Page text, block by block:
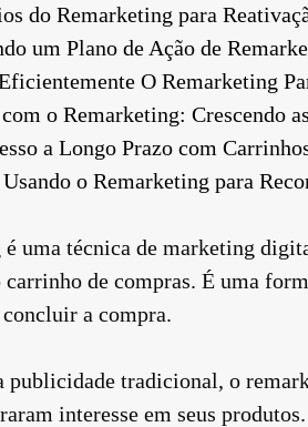
do Remarketing para
um Plano de Ação de
O Remarketing
o Remarketing: Crescendo
a Longo Prazo com
o Remarketing para
uma técnica de marketing
carrinho de compras. É uma
a compra.
publicidade tradicional, o
interesse em seus